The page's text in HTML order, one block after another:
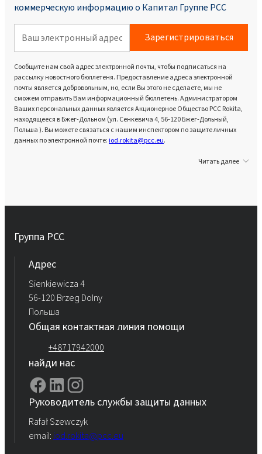
коммерческую информацию о Капитал Группе PCC
Зарегистрироваться
Сообщите нам свой адрес электронной почты, чтобы подписаться на
рассылку новостного бюллетеня. Предоставление адреса электронной
почты является добровольным, но, если Вы этого не сделаете, мы не
сможем отправить Вам информационный бюллетень. Администратором
Ваших персональных данных является Акционерное Общество PCC Rokita,
находящееся в Бжег-Дольном (ул. Сенкевича 4, 56-120 Бжег-Дольный,
Польша ). Вы можете связаться с нашим инспектором по защите личных
данных по электронной почте:iod.rokita@pcc.eu.
Читать далее
Группа PCC
Aдрес
Sienkiewicza 4
56-120 Brzeg Dolny
Польша
Общая контактная линия помощи
+48717942000
найди нас
Руководитель службы защиты данных
Rafał Szewczyk
email: iod.rokita@pcc.eu